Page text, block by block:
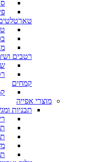
טארטלטים
רטבים
קמחים
מוצרי אפייה
תבניות